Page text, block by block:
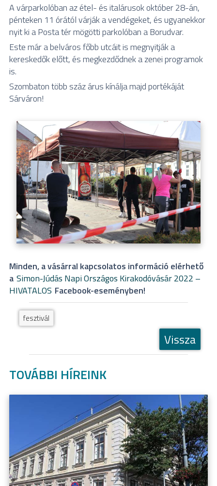
A várparkolóban az étel- és italárusok október 28-án,
pénteken 11 órától várják a vendégeket, és ugyanekkor
nyit ki a Posta tér mögötti parkolóban a Borudvar.
Este már a belváros főbb utcáit is megnyitják a
kereskedők előtt, és megkezdődnek a zenei programok
is.
Szombaton több száz árus kínálja majd portékáját
Sárváron!
Minden, a vásárral kapcsolatos információ elérhető
a Simon-Júdás Napi Országos Kirakodóvásár 2022 –
HIVATALOS Facebook-eseményben!
fesztivál
Vissza
TOVÁBBI HÍREINK